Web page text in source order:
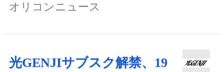
オリコンニュース
光GENJIサブスク解禁、19